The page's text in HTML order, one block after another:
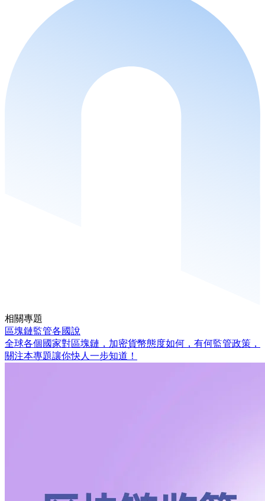
相關專題
區塊鏈監管各國說
全球各個國家對區塊鏈，加密貨幣態度如何，有何監管政策，
關注本專題讓你快人一步知道！